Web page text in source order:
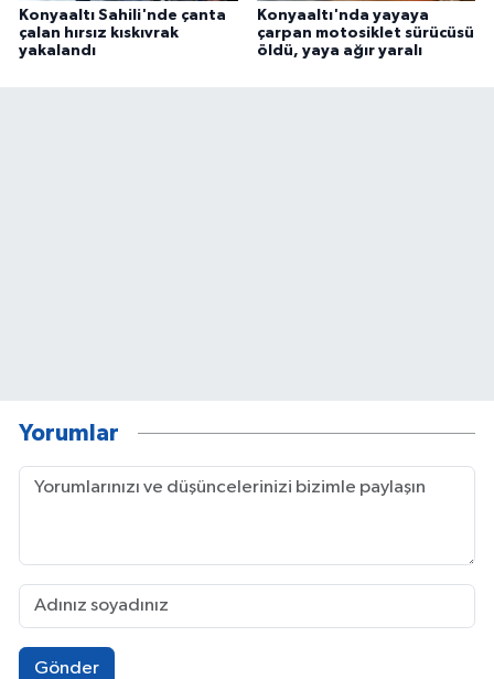
Konyaaltı Sahili'nde çanta
çalan hırsız kıskıvrak
yakalandı
Konyaaltı'nda yayaya
çarpan motosiklet sürücüsü
öldü, yaya ağır yaralı
Yorumlar
Gönder